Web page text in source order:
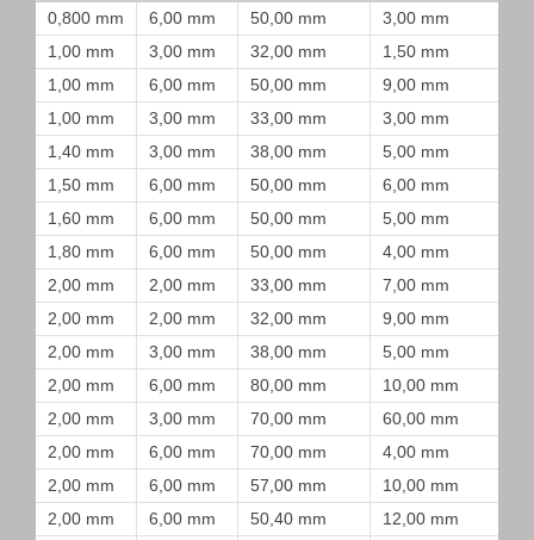
0,800 mm 6,00 mm 50,00 mm
3,00 mm
1,00 mm
3,00 mm 32,00 mm
1,50 mm
1,00 mm
6,00 mm 50,00 mm
9,00 mm
1,00 mm
3,00 mm 33,00 mm
3,00 mm
1,40 mm
3,00 mm 38,00 mm
5,00 mm
1,50 mm
6,00 mm 50,00 mm
6,00 mm
1,60 mm
6,00 mm 50,00 mm
5,00 mm
1,80 mm
6,00 mm 50,00 mm
4,00 mm
2,00 mm
2,00 mm 33,00 mm
7,00 mm
2,00 mm
2,00 mm 32,00 mm
9,00 mm
2,00 mm
3,00 mm 38,00 mm
5,00 mm
2,00 mm
6,00 mm 80,00 mm
10,00 mm
2,00 mm
3,00 mm 70,00 mm
60,00 mm
2,00 mm
6,00 mm 70,00 mm
4,00 mm
2,00 mm
6,00 mm 57,00 mm
10,00 mm
2,00 mm
6,00 mm 50,40 mm
12,00 mm